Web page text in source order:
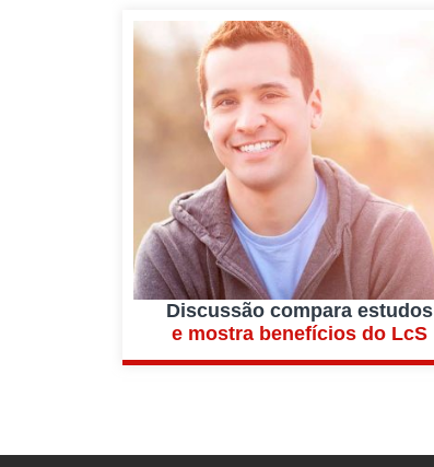
Discussão compara estudos
e mostra benefícios do LcS